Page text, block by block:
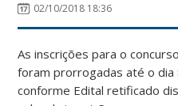
02/10/2018 18:36
As inscrições para o
foram prorrogadas até o dia
conforme Edital retificado